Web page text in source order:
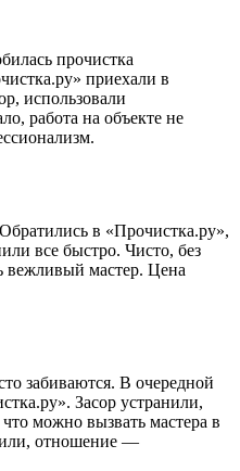
прочистка
приехали в
использовали
работа на объекте не
в «Прочистка.ру»,
все быстро. Чисто, без
вежливый мастер. Цена
забиваются. В очередной
Засор устранили,
можно вызвать мастера в
отношение —